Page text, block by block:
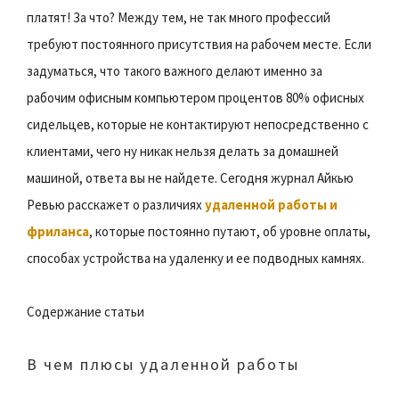
платят! За что? Между тем, не так много профессий
требуют постоянного присутствия на рабочем месте. Если
задуматься, что такого важного делают именно за
рабочим офисным компьютером процентов 80% офисных
сидельцев, которые не контактируют непосредственно с
клиентами, чего ну никак нельзя делать за домашней
машиной, ответа вы не найдете. Сегодня журнал Айкью
Ревью расскажет о различиях удаленной работы и
фриланса, которые постоянно путают, об уровне оплаты,
способах устройства на удаленку и ее подводных камнях.
Содержание статьи
В чем плюсы удаленной работы